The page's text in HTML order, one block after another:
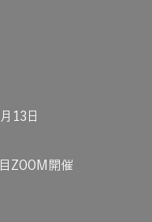
13日
ZOOM開催